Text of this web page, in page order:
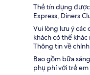
Thẻ tín dụng
Express, Diners
Vui lòng lưu ý các
khách có thể
Thông tin về
Bao gồm bữa
phụ phí với trẻ em